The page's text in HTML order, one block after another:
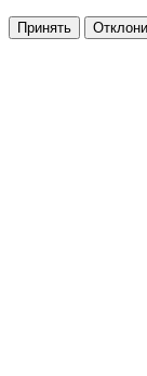
Принять